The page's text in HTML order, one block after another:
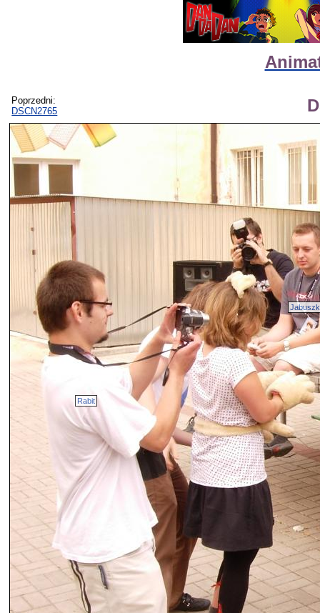
Poprzedni:
DSCN2765
Rabit